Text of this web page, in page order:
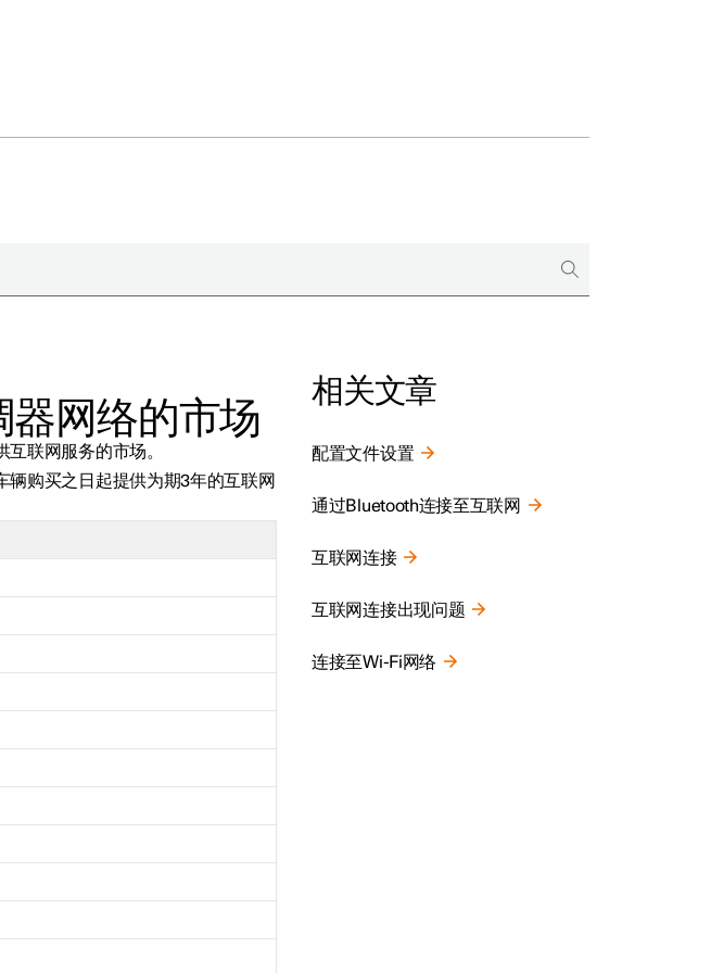
器网络的市场
联网服务的市场。
辆购买之日起提供为期3年的互联网
相关文章
配置文件设置
通过Bluetooth连接至互联网
互联网连接
互联网连接出现问题
连接至Wi-Fi网络